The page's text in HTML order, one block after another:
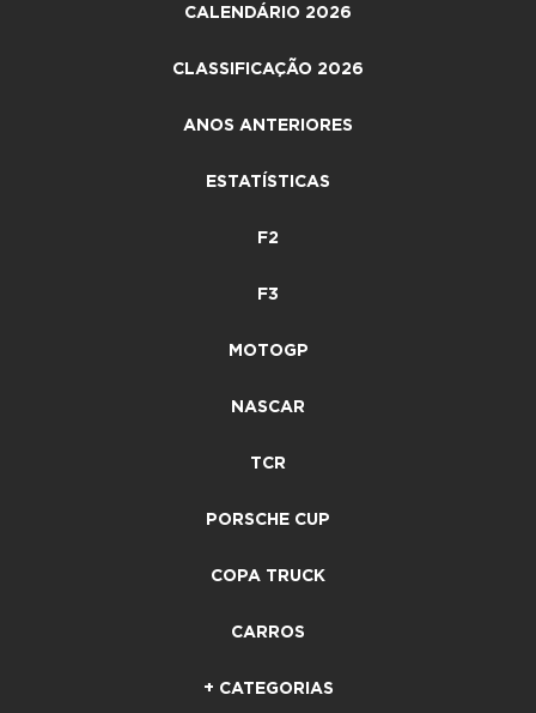
CALENDÁRIO 2026
CLASSIFICAÇÃO 2026
ANOS ANTERIORES
ESTATÍSTICAS
F2
F3
MOTOGP
NASCAR
TCR
PORSCHE CUP
COPA TRUCK
CARROS
+ CATEGORIAS